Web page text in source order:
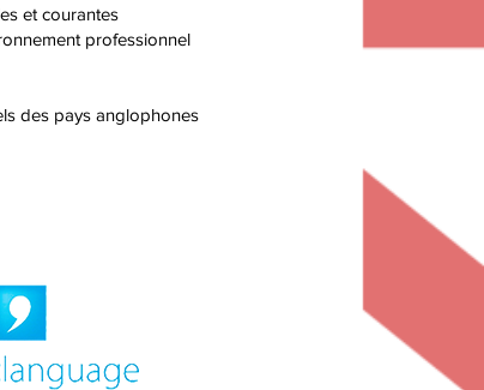
et courantes
professionnel
des pays anglophones